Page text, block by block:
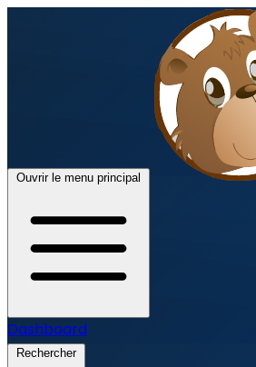
Ouvrir le menu principal
Dashboard
Rechercher